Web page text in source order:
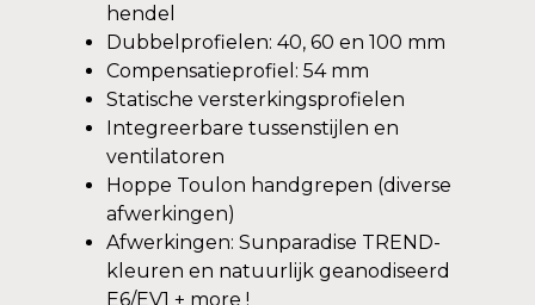
hendel
Dubbelprofielen: 40, 60 en 100 mm
Compensatieprofiel: 54 mm
Statische versterkingsprofielen
Integreerbare tussenstijlen en
ventilatoren
Hoppe Toulon handgrepen (diverse
afwerkingen)
Afwerkingen: Sunparadise TREND-
kleuren en natuurlijk geanodiseerd
E6/EV1 + more !